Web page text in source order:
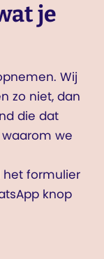
je
Wij
zo niet, dan
die dat
we
het formulier
knop